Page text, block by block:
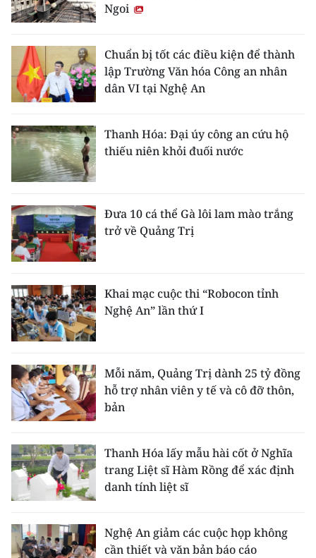
Ngoi
Chuẩn bị tốt các điều kiện để thành
lập Trường Văn hóa Công an nhân
dân VI tại Nghệ An
Thanh Hóa: Đại úy công an cứu hộ
thiếu niên khỏi đuối nước
Đưa 10 cá thể Gà lôi lam mào trắng
trở về Quảng Trị
Khai mạc cuộc thi “Robocon tỉnh
Nghệ An” lần thứ I
Mỗi năm, Quảng Trị dành 25 tỷ đồng
hỗ trợ nhân viên y tế và cô đỡ thôn,
bản
Thanh Hóa lấy mẫu hài cốt ở Nghĩa
trang Liệt sĩ Hàm Rồng để xác định
danh tính liệt sĩ
Nghệ An giảm các cuộc họp không
cần thiết và văn bản báo cáo